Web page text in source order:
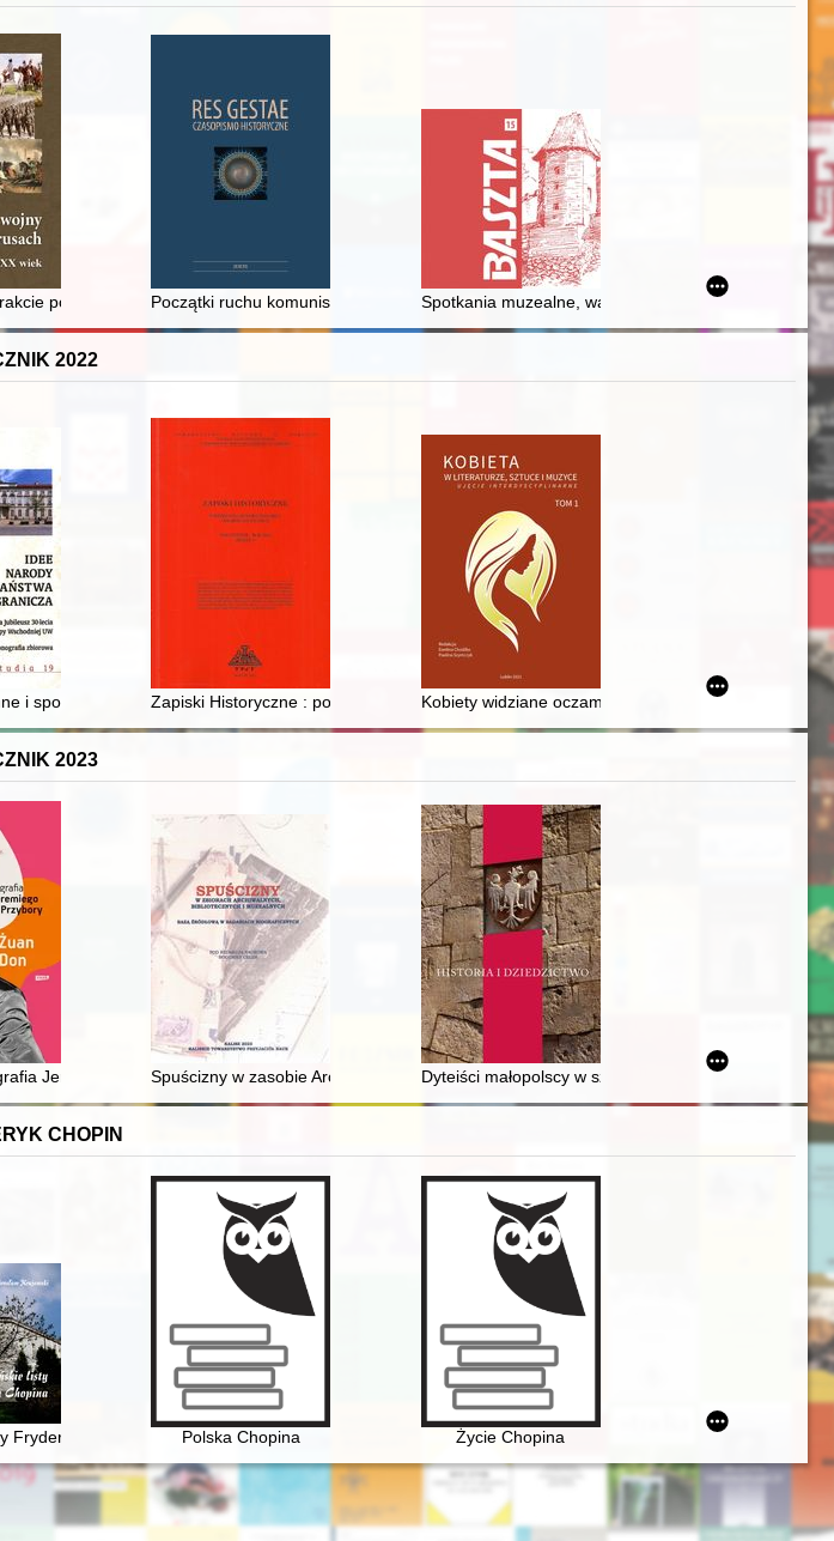
potrzebujących - szpitale, przytułki, ochronki w XIX i w 1. połowie XX wieku (Kujawsko-Pomorskie
polskiej wojny sukcesyjnej i wojny siedmioletniej
Początki ruchu komunistycznego na Górnym Śląsku (1918-1924)
Spotkania muzealne, warsztaty, konkursy
2022
i teraźniejszości
w świetle staropolskiej poezji ziemiańskiej
i społeczno-demograficzne szlachty zaściankowej na Grodzienszczyźnie w latach trzydziestych i
Zapiski Historyczne : poświęcone historii Pomorza i krajów bałtyckich. T. 87, z. 3 (2022) /
Kobiety widziane oczami polskich turpistów : analiza
2023
zawodników, zawodniczek i trenerów grających w Pogoni Szczecin na szczeblu centralnym oraz
Jeremiego PrzyborySpuścizny w zasobie Archiwum Państwowego w Lesznie i ich znaczenie do badań nad
Dyteiści małopolscy w sztambuchu Wacława
CHOPIN
Fryderyka F. Chopina. Fryderyk Chopin na Mazowszu płockim, ziemi dobrzyńskiej i Pomorzu
Polska Chopina Życie Chopina